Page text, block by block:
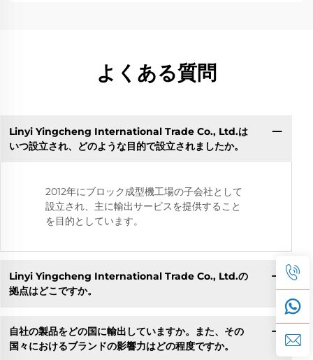
よくある質問
Linyi Yingcheng International Trade Co., Ltd.は
いつ設立され、どのような目的で設立されましたか。
2012年にブロック成型機工場の子会社として
設立され、主に輸出サービスを提供すること
を目的としています。
Linyi Yingcheng International Trade Co., Ltd.の
拠点はどこですか。
自社の製品をどの国に輸出していますか。また、その
国々におけるブランドの影響力はどの程度ですか。